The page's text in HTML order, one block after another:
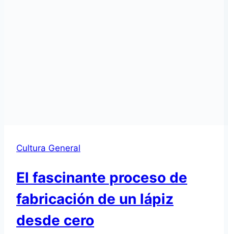
Cultura General
El fascinante proceso de
fabricación de un lápiz
desde cero